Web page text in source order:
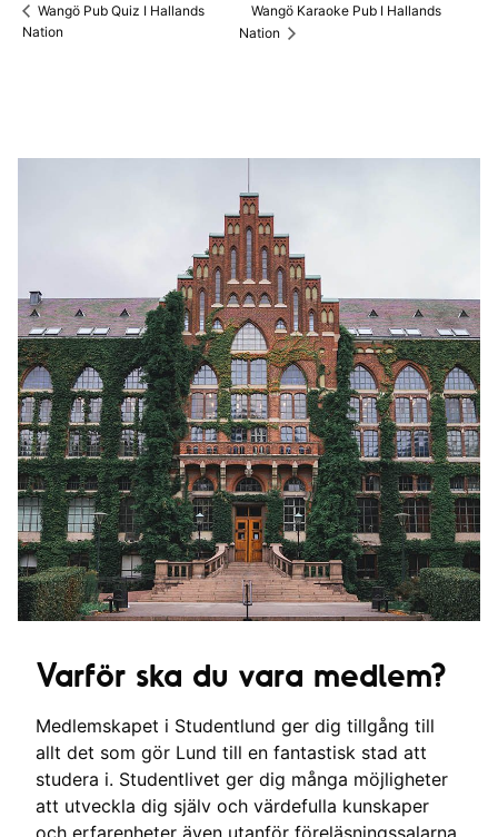
Wangö Pub Quiz I Hallands
Nation
Wangö Karaoke Pub I Hallands
Nation
Varför ska du vara medlem?
Medlemskapet i Studentlund ger dig tillgång till
allt det som gör Lund till en fantastisk stad att
studera i. Studentlivet ger dig många möjligheter
att utveckla dig själv och värdefulla kunskaper
och erfarenheter även utanför föreläsningssalarna.